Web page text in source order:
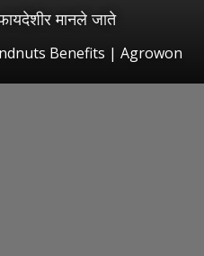
मानले जाते
Benefits | Agrowon